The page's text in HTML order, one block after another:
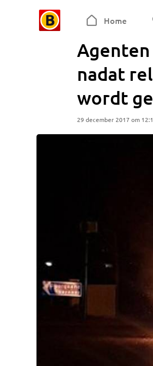
Home
nadat
wordt
29 december 2017 om